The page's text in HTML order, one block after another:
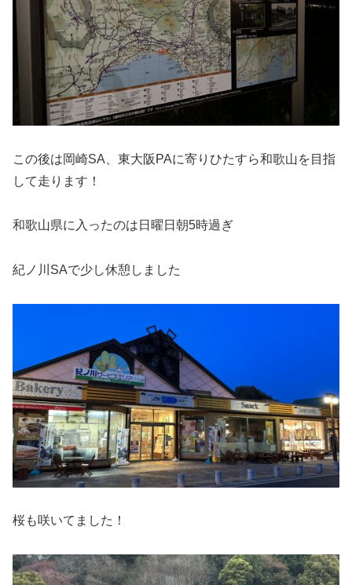
この後は岡崎SA、東大阪PAに寄りひたすら和歌山を目指
して走ります！
和歌山県に入ったのは日曜日朝5時過ぎ
紀ノ川SAで少し休憩しました
桜も咲いてました！